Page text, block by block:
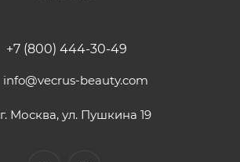
+7 (800) 444-30-49
info@vecrus-beauty.com
г. Москва, ул. Пушкина 19